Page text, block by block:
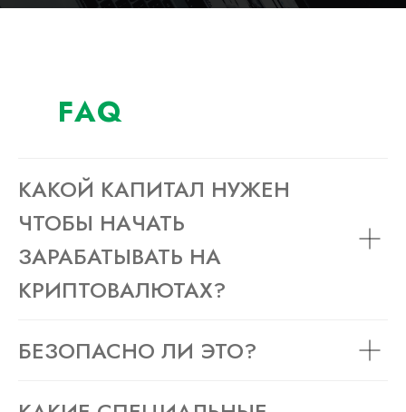
FAQ
КАКОЙ КАПИТАЛ НУЖЕН
ЧТОБЫ НАЧАТЬ
ЗАРАБАТЫВАТЬ НА
КРИПТОВАЛЮТАХ?
БЕЗОПАСНО ЛИ ЭТО?